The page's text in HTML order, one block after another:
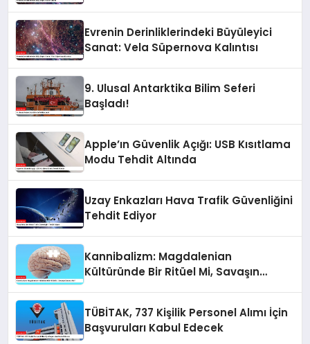
Evrenin Derinliklerindeki Büyüleyici
Sanat: Vela Süpernova Kalıntısı
9. Ulusal Antarktika Bilim Seferi
Başladı!
Apple’ın Güvenlik Açığı: USB Kısıtlama
Modu Tehdit Altında
Uzay Enkazları Hava Trafik Güvenliğini
Tehdit Ediyor
Kannibalizm: Magdalenian
Kültüründe Bir Ritüel Mi, Savaşın
TÜBİTAK, 737 Kişilik Personel Alımı İçin
Başvuruları Kabul Edecek